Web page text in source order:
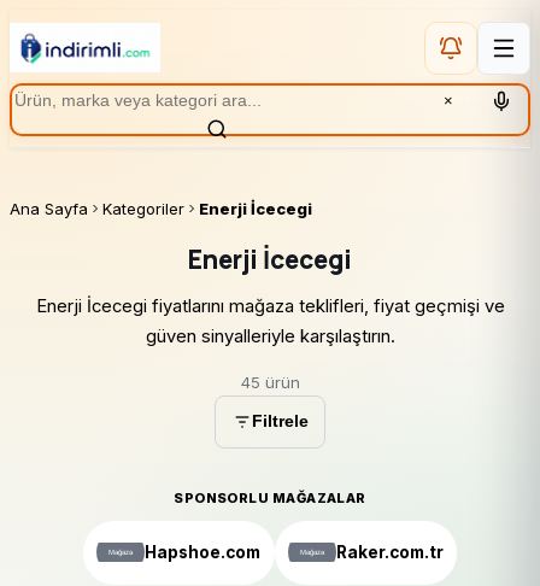
×
Ana Sayfa Kategoriler Enerji İcecegi
Enerji İcecegi
Enerji İcecegi fiyatlarını mağaza teklifleri, fiyat geçmişi ve
güven sinyalleriyle karşılaştırın.
45 ürün
Filtrele
SPONSORLU MAĞAZALAR
Hapshoe.com Raker.com.tr